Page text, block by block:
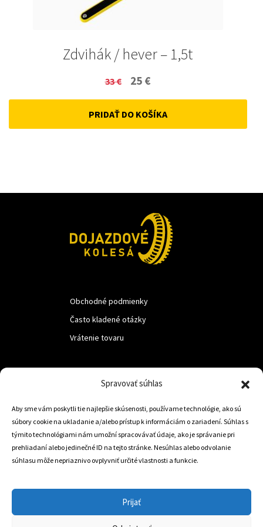
Spravovať súhlas
Aby sme vám poskytli tie najlepšie skúsenosti, používame technológie, ako sú
súbory cookie na ukladanie a/alebo prístup k informáciám o zariadení. Súhlas s
týmito technológiami nám umožní spracovávať údaje, ako je správanie pri
prehliadaní alebo jedinečné ID na tejto stránke. Nesúhlas alebo odvolanie
súhlasu môže nepriaznivo ovplyvniť určité vlastnosti a funkcie.
Prijať
Zdvihák / hever – 1,5t
33€
Original
price
was:
25 €
price
is:
PRIDAŤ DO KOŠÍKA
Obchodné podmienky
Často kladené otázky
Vrátenie tovaru
Trstená 02801
+421 905 806 234
Český Eshop